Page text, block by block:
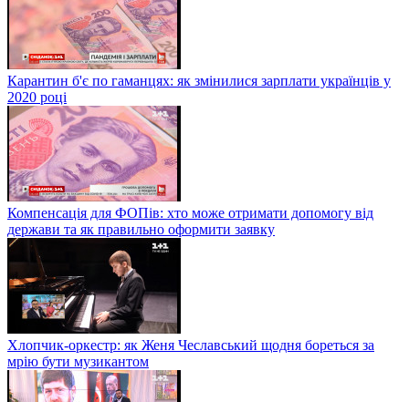
Карантин б'є по гаманцях: як змінилися зарплати українців у
2020 році
Компенсація для ФОПів: хто може отримати допомогу від
держави та як правильно оформити заявку
Хлопчик-оркестр: як Женя Чеславський щодня бореться за
мрію бути музикантом